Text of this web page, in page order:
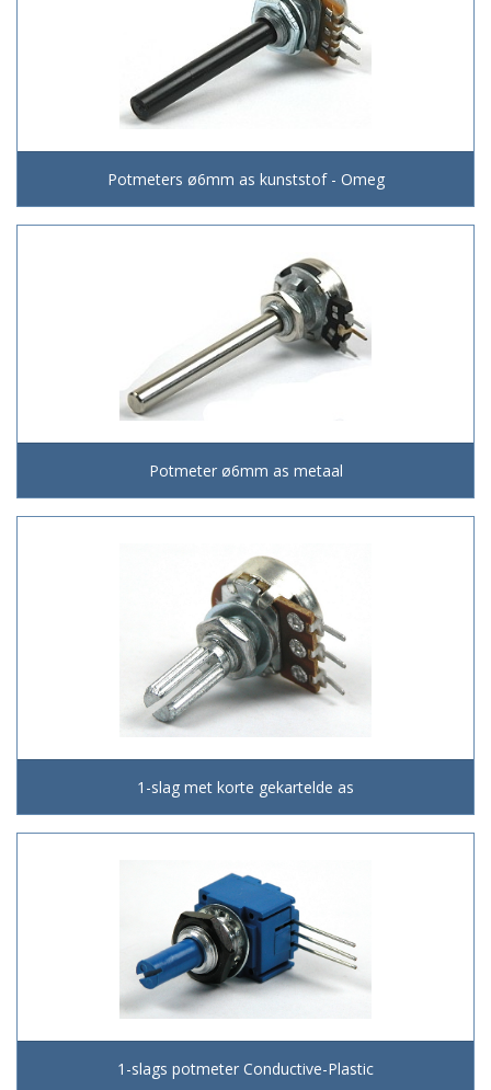
Potmeters ø6mm as kunststof - Omeg
Potmeter ø6mm as metaal
1-slag met korte gekartelde as
1-slags potmeter Conductive-Plastic